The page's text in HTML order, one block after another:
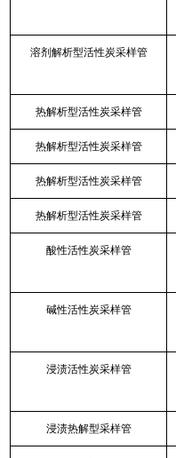
溶剂解析型活性炭采样管
热解析型活性炭采样管
热解析型活性炭采样管
热解析型活性炭采样管
热解析型活性炭采样管
酸性活性炭采样管
碱性活性炭采样管
浸渍活性炭采样管
浸渍热解型采样管